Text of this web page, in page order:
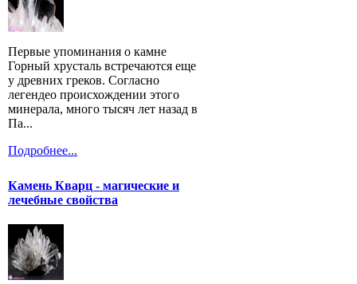
Первые упоминания о камне
Горный хрусталь встречаются еще
у древних греков. Согласно
легендео происхождении этого
минерала, много тысяч лет назад в
Па...
Подробнее...
Камень Кварц - магические и
лечебные свойства